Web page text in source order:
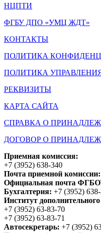
НЦПТИ
ФГБУ ДПО «УМЦ ЖДТ»
КОНТАКТЫ
ПОЛИТИКА
ПОЛИТИКА
РЕКВИЗИТЫ
КАРТА САЙТА
СПРАВКА О
ДОГОВОР О
Приемная комиссия:
+7 (3952) 638-340
Почта приемной комиссии:
Официальная почта
Бухгалтерия: +7 (3952)
Институт
+7 (3952) 63-83-70
+7 (3952) 63-83-71
Автосекретарь: +7 (3952)